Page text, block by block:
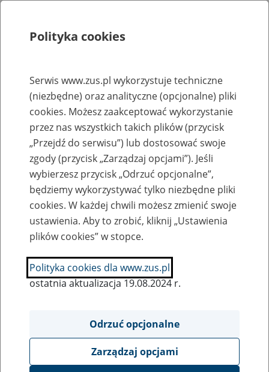
Rejestry, ewidencje i archiwa
Baza zlikwidowanych lub
przekształconych zakładów pracy
Nazwa zakładu pracy:
SZUKAJ
Ukryj wszystkie pozycje bazy
Polityka cookies
Serwis www.zus.pl wykorzystuje techniczne
(niezbędne) oraz analityczne (opcjonalne) pliki
cookies. Możesz zaakceptować wykorzystanie
przez nas wszystkich takich plików (przycisk
„Przejdź do serwisu”) lub dostosować swoje
zgody (przycisk „Zarządzaj opcjami”). Jeśli
wybierzesz przycisk „Odrzuć opcjonalne”,
będziemy wykorzystywać tylko niezbędne pliki
cookies. W każdej chwili możesz zmienić swoje
ustawienia. Aby to zrobić, kliknij „Ustawienia
plików cookies” w stopce.
Polityka cookies dla www.zus.pl
ostatnia aktualizacja 19.08.2024 r.
Odrzuć opcjonalne
Zarządzaj opcjami